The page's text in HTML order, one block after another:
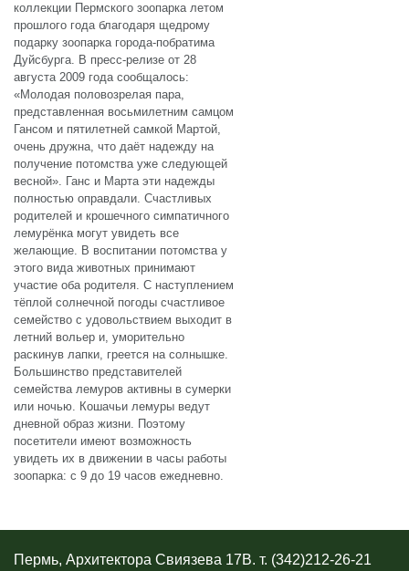
коллекции Пермского зоопарка летом
прошлого года благодаря щедрому
подарку зоопарка города-побратима
Дуйсбурга. В пресс-релизе от 28
августа 2009 года сообщалось:
«Молодая половозрелая пара,
представленная восьмилетним самцом
Гансом и пятилетней самкой Мартой,
очень дружна, что даёт надежду на
получение потомства уже следующей
весной». Ганс и Марта эти надежды
полностью оправдали. Счастливых
родителей и крошечного симпатичного
лемурёнка могут увидеть все
желающие. В воспитании потомства у
этого вида животных принимают
участие оба родителя. С наступлением
тёплой солнечной погоды счастливое
семейство с удовольствием выходит в
летний вольер и, уморительно
раскинув лапки, греется на солнышке.
Большинство представителей
семейства лемуров активны в сумерки
или ночью. Кошачьи лемуры ведут
дневной образ жизни. Поэтому
посетители имеют возможность
увидеть их в движении в часы работы
зоопарка: с 9 до 19 часов ежедневно.
Пермь, Архитектора Свиязева 17В. т. (342)212-26-21